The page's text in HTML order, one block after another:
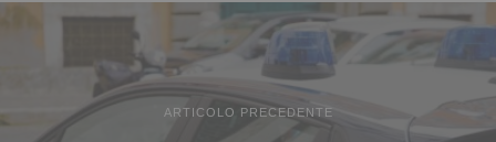
ARTICOLO PRECEDENTE